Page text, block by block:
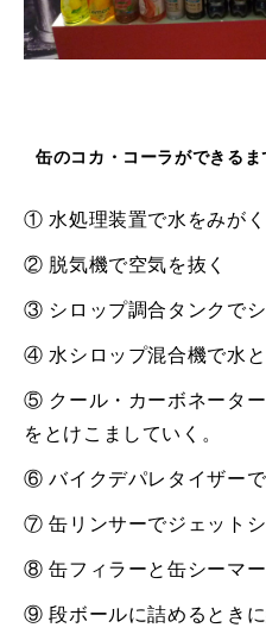
缶のコカ・コーラができるま
① 水処理装置で水をみがく
② 脱気機で空気を抜く
③ シロップ調合タンクで
④ 水シロップ混合機で水
⑤ クール・カーボネータ
をとけこましていく。
⑥ バイクデパレタイザー
⑦ 缶リンサーでジェット
⑧ 缶フィラーと缶シーマ
⑨ 段ボールに詰めるとき